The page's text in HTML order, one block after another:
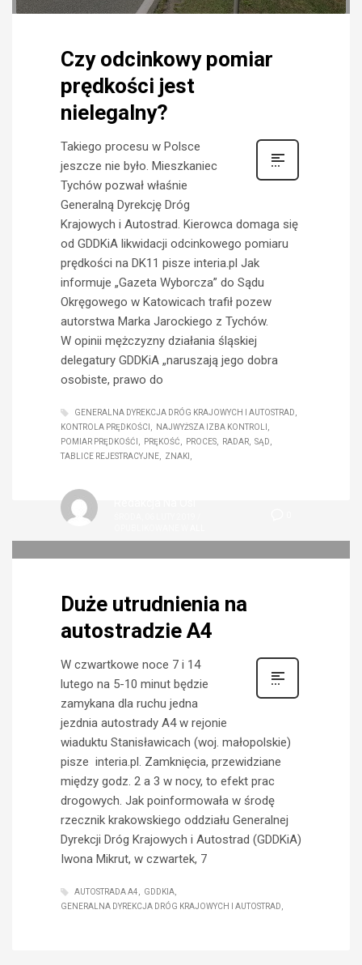
Czy odcinkowy pomiar
prędkości jest
nielegalny?
Takiego procesu w Polsce
jeszcze nie było. Mieszkaniec
Tychów pozwał właśnie
Generalną Dyrekcję Dróg
Krajowych i Autostrad. Kierowca domaga się
od GDDKiA likwidacji odcinkowego pomiaru
prędkości na DK11 pisze interia.pl Jak
informuje „Gazeta Wyborcza” do Sądu
Okręgowego w Katowicach trafił pozew
autorstwa Marka Jarockiego z Tychów.
W opinii mężczyzny działania śląskiej
delegatury GDDKiA „naruszają jego dobra
osobiste, prawo do
GENERALNA DYREKCJA DRÓG KRAJOWYCH I AUTOSTRAD
KONTROLA PRĘDKOŚCI
NAJWYŻSZA IZBA KONTROLI
POMIAR PRĘDKOŚĆI
PRĘKOŚĆ PROCES RADAR
SĄD
TABLICE REJESTRACYJNE
ZNAKI
Duże utrudnienia na
autostradzie A4
W czwartkowe noce 7 i 14
lutego na 5-10 minut będzie
zamykana dla ruchu jedna
jezdnia autostrady A4 w rejonie
wiaduktu Stanisławicach (woj. małopolskie)
pisze interia.pl. Zamknięcia, przewidziane
między godz. 2 a 3 w nocy, to efekt prac
drogowych. Jak poinformowała w środę
rzecznik krakowskiego oddziału Generalnej
Dyrekcji Dróg Krajowych i Autostrad (GDDKiA)
Iwona Mikrut, w czwartek, 7
AUTOSTRADA A4
GDDKIA
GENERALNA DYREKCJA DRÓG KRAJOWYCH I AUTOSTRAD